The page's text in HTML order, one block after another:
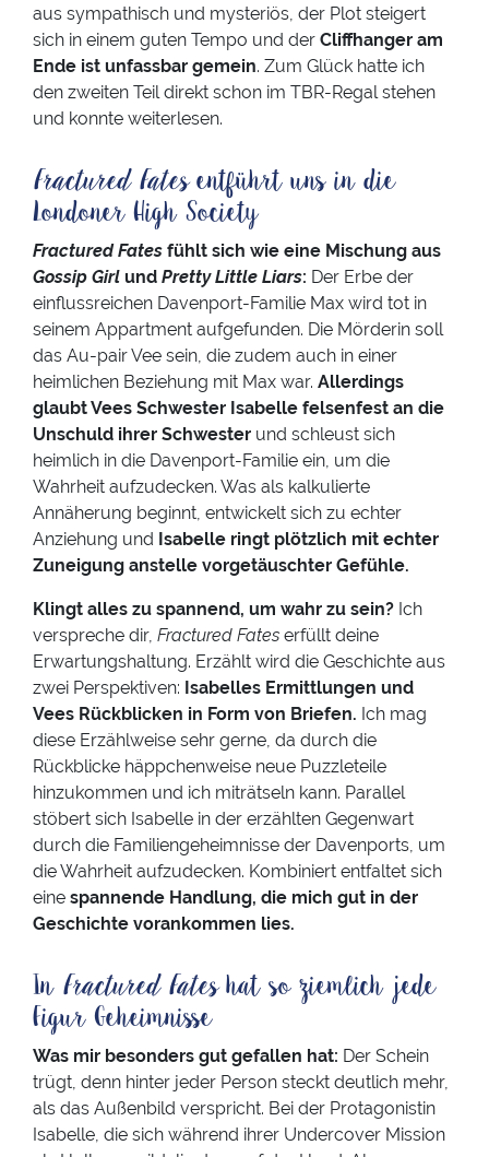
aus sympathisch und mysteriös, der Plot steigert
sich in einem guten Tempo und der Cliffhanger am
Ende ist unfassbar gemein. Zum Glück hatte ich
den zweiten Teil direkt schon im TBR-Regal stehen
und konnte weiterlesen.
Fractured Fatesentführt uns in die
Londoner High Society
Fractured Fates fühlt sich wie eine Mischung aus
Gossip Girl und Pretty Little Liars: Der Erbe der
einflussreichen Davenport-Familie Max wird tot in
seinem Appartment aufgefunden. Die Mörderin soll
das Au-pair Vee sein, die zudem auch in einer
heimlichen Beziehung mit Max war. Allerdings
glaubt Vees Schwester Isabelle felsenfest an die
Unschuld ihrer Schwester und schleust sich
heimlich in die Davenport-Familie ein, um die
Wahrheit aufzudecken. Was als kalkulierte
Annäherung beginnt, entwickelt sich zu echter
Anziehung und Isabelle ringt plötzlich mit echter
Zuneigung anstelle vorgetäuschter Gefühle.
Klingt alles zu spannend, um wahr zu sein? Ich
verspreche dir, Fractured Fates erfüllt deine
Erwartungshaltung. Erzählt wird die Geschichte aus
zwei Perspektiven: Isabelles Ermittlungen und
Vees Rückblicken in Form von Briefen. Ich mag
diese Erzählweise sehr gerne, da durch die
Rückblicke häppchenweise neue Puzzleteile
hinzukommen und ich miträtseln kann. Parallel
stöbert sich Isabelle in der erzählten Gegenwart
durch die Familiengeheimnisse der Davenports, um
die Wahrheit aufzudecken. Kombiniert entfaltet sich
eine spannende Handlung, die mich gut in der
Geschichte vorankommen lies.
In Fractured Fateshat so ziemlich jede
Figur Geheimnisse
Was mir besonders gut gefallen hat: Der Schein
trügt, denn hinter jeder Person steckt deutlich mehr,
als das Außenbild verspricht. Bei der Protagonistin
Isabelle, die sich während ihrer Undercover Mission